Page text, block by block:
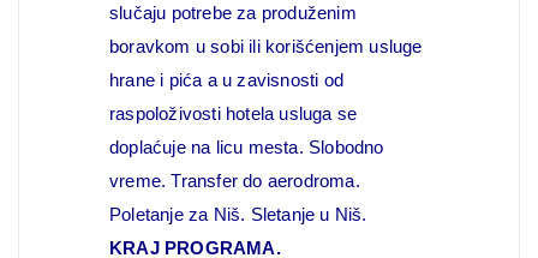
slučaju potrebe za produženim
boravkom u sobi ili korišćenjem usluge
hrane i pića a u zavisnosti od
raspoloživosti hotela usluga se
doplaćuje na licu mesta. Slobodno
vreme. Transfer do aerodroma.
Poletanje za Niš. Sletanje u Niš.
KRAJ PROGRAMA.